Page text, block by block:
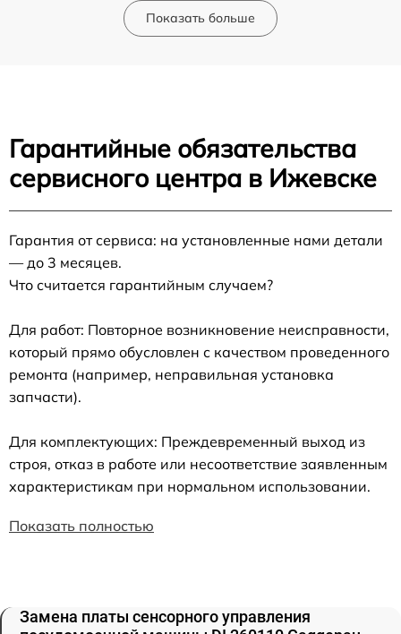
Показать больше
Гарантийные обязательства
сервисного центра в Ижевске
Гарантия от сервиса: на установленные нами детали
— до 3 месяцев.
Что считается гарантийным случаем?
Для работ: Повторное возникновение неисправности,
который прямо обусловлен с качеством проведенного
ремонта (например, неправильная установка
запчасти).
Для комплектующих: Преждевременный выход из
строя, отказ в работе или несоответствие заявленным
характеристикам при нормальном использовании.
Показать полностью
Замена платы сенсорного управления